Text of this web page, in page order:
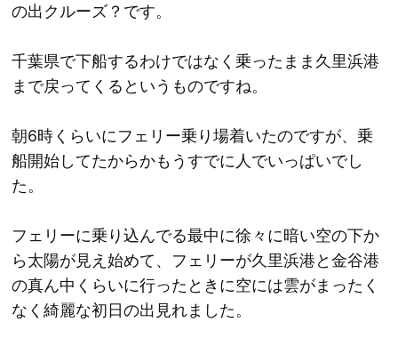
の出クルーズ？です。
千葉県で下船するわけではなく乗ったまま久里浜港
まで戻ってくるというものですね。
朝6時くらいにフェリー乗り場着いたのですが、乗
船開始してたからかもうすでに人でいっぱいでし
た。
フェリーに乗り込んでる最中に徐々に暗い空の下か
ら太陽が見え始めて、フェリーが久里浜港と金谷港
の真ん中くらいに行ったときに空には雲がまったく
なく綺麗な初日の出見れました。